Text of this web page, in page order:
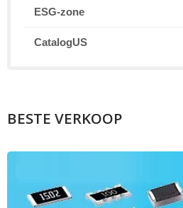
ESG-zone
CatalogUS
BESTE VERKOOP